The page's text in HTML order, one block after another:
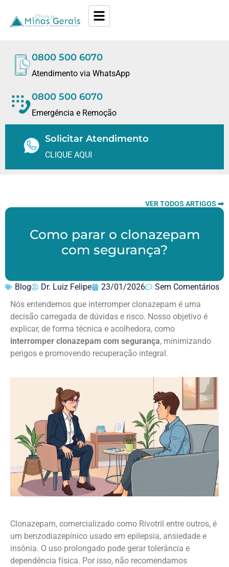
0800 500 6070
Atendimento via WhatsApp
0800 500 6070
Emergência e Remoção
Solicitar Atendimento
CLIQUE AQUI
VER TODOS ARTIGOS ➡
Como parar o clonazepam
com segurança?
Blog Dr. Luiz Felipe 23/01/2026
Sem Comentários
Nós entendemos que interromper clonazepam é uma
decisão carregada de dúvidas e risco. Nosso objetivo é
explicar, de forma técnica e acolhedora, como
interromper clonazepam com segurança, minimizando
perigos e promovendo recuperação integral.
Clonazepam, comercializado como Rivotril entre outros, é
um benzodiazepínico usado em epilepsia, ansiedade e
insônia. O uso prolongado pode gerar tolerância e
dependência física. Por isso, não recomendamos